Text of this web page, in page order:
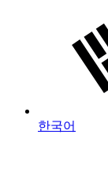
한국어